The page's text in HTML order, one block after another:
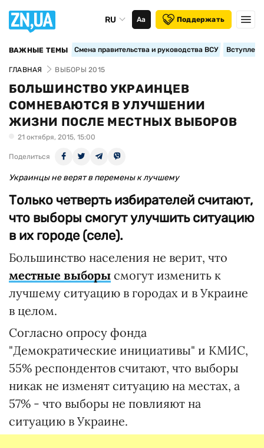
RU Аа Поддержать
ВАЖНЫЕ ТЕМЫ Смена правительства и руководства ВСУ
ГЛАВНАЯ ВЫБОРЫ 2015
БОЛЬШИНСТВО УКРАИНЦЕВ
СОМНЕВАЮТСЯ В УЛУЧШЕНИИ
ЖИЗНИ ПОСЛЕ МЕСТНЫХ ВЫБОРОВ
21 октября, 2015, 15:00
Поделиться
Украинцы не верят в перемены к лучшему
Только четверть избирателей считают,
что выборы смогут улучшить ситуацию
в их городе (селе).
Большинство населения не верит, что
местные выборы смогут изменить к
лучшему ситуацию в городах и в Украине
в целом.
Согласно опросу фонда
"Демократические инициативы" и КМИС,
55% респондентов считают, что выборы
никак не изменят ситуацию на местах, а
57% - что выборы не повлияют на
ситуацию в Украине.